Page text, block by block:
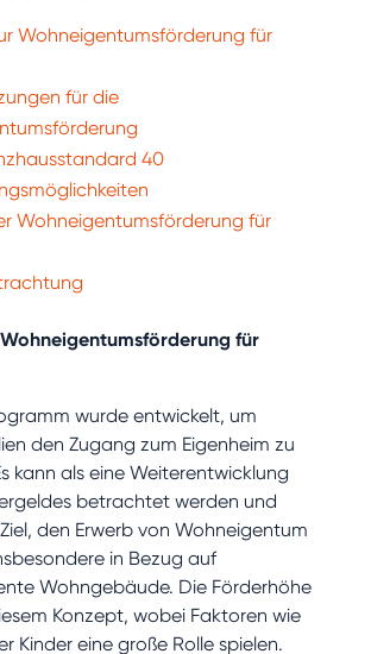
Wohneigentumsförderung für
für die
40
Wohneigentumsförderung für
für
wurde entwickelt, um
den Zugang zum Eigenheim zu
kann als eine Weiterentwicklung
betrachtet werden und
den Erwerb von Wohneigentum
in Bezug auf
Wohngebäude. Die Förderhöhe
Konzept, wobei Faktoren wie
Kinder eine große Rolle spielen.